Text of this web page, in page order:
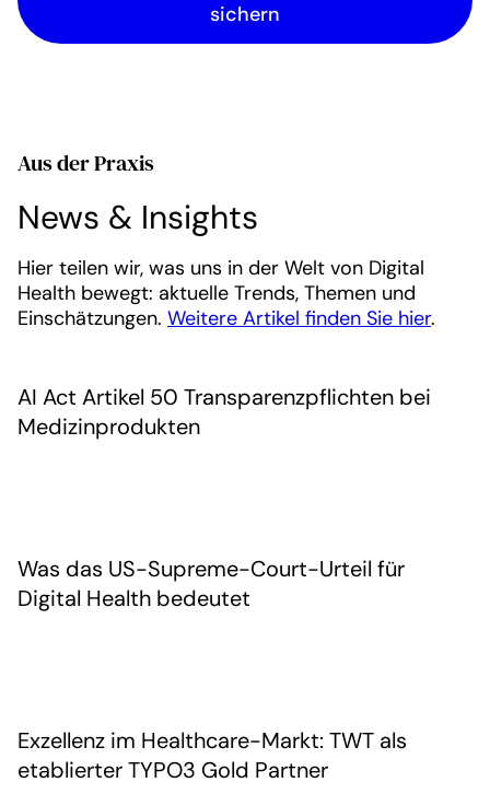
sichern
Aus der Praxis
News & Insights
Hier teilen wir, was uns in der Welt von Digital
Health bewegt: aktuelle Trends, Themen und
Einschätzungen. Weitere Artikel finden Sie hier.
AI Act Artikel 50 Transparenzpflichten bei
Medizinprodukten
Was das US-Supreme-Court-Urteil für
Digital Health bedeutet
Exzellenz im Healthcare-Markt: TWT als
etablierter TYPO3 Gold Partner